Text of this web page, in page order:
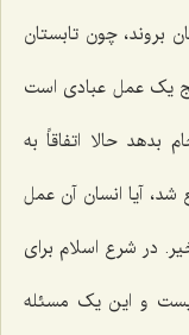
بروند، چون تابستان
یک عمل عبادی است
بدهد حالا اتفاقاً به
شد، آیا انسان آن عمل
در شرع اسلام برای
و این یک مسئله